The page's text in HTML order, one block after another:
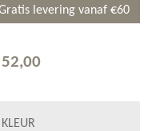
levering vanaf €60
KLEUR